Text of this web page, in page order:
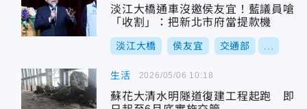
淡江大橋通車沒邀侯友宜！藍議員嗆
「收割」：把新北市府當提款機
淡江大橋 侯友宜 交通部
生活
蘇花大清水明隧道復建工程起跑 即
2026/05/06 10:18